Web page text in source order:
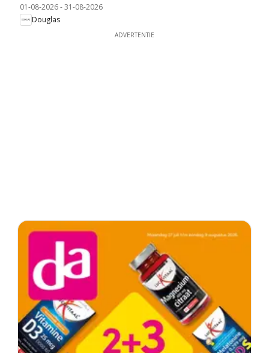
01-08-2026-31-08-2026
Douglas
ADVERTENTIE